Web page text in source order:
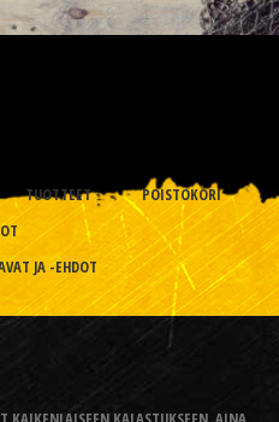
TUOTTEET
POISTOKORI
JA -EHDOT